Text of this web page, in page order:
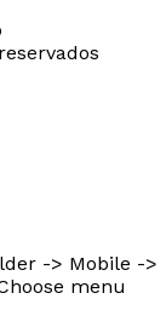
-> Mobile ->
menu